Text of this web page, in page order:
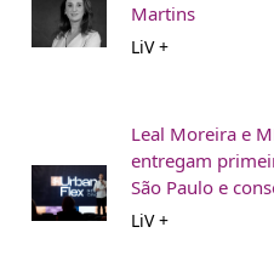
Martins
LiV +
Leal Moreira e
entregam
São Paulo e
LiV +